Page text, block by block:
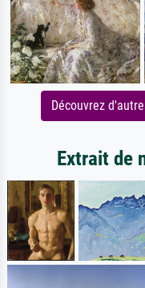
Découvrez
Extrait de